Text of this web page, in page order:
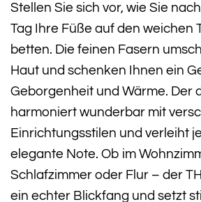
Stellen Sie sich vor, wie Sie
Tag Ihre Füße auf den weichen
betten. Die feinen Fasern
Haut und schenken Ihnen ein
Geborgenheit und Wärme. Der
harmoniert wunderbar mit
Einrichtungsstilen und verleiht
elegante Note. Ob im
Schlafzimmer oder Flur – der
ein echter Blickfang und setzt